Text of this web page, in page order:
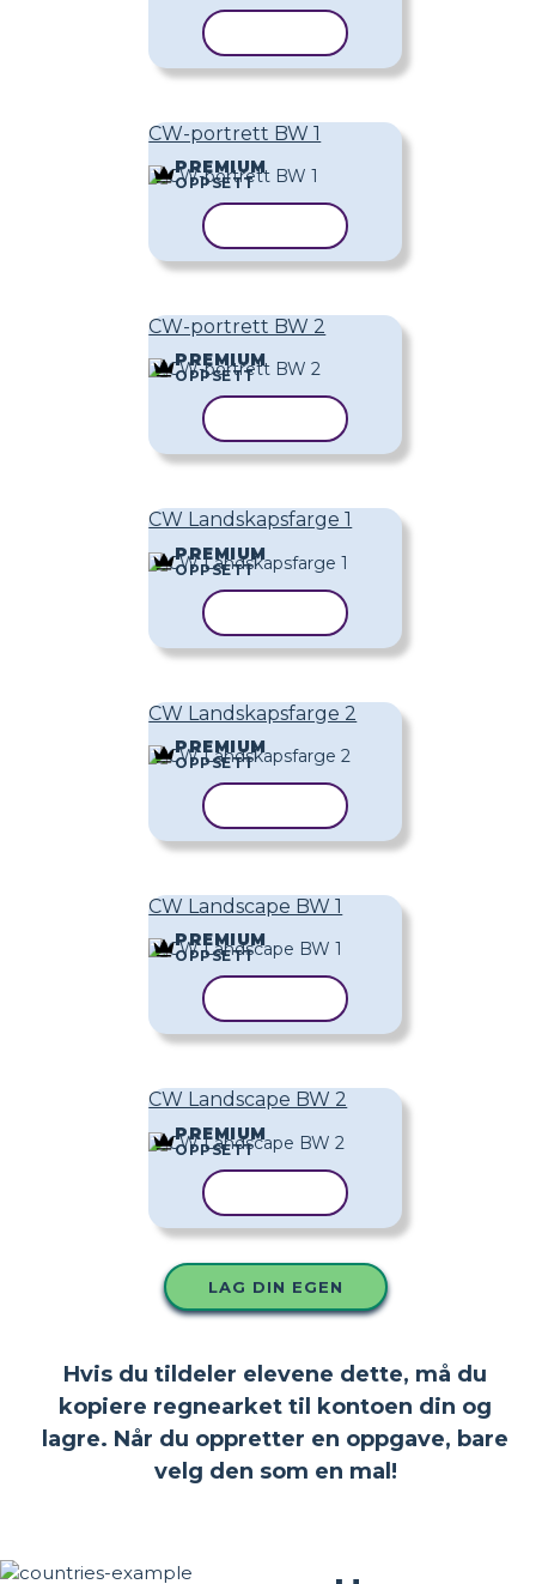
CW-portrett BW 1
PREMIUM
OPPSETT
CW-portrett BW 2
PREMIUM
OPPSETT
CW Landskapsfarge 1
PREMIUM
OPPSETT
CW Landskapsfarge 2
PREMIUM
OPPSETT
CW Landscape BW 1
PREMIUM
OPPSETT
CW Landscape BW 2
PREMIUM
OPPSETT
LAG DIN EGEN
Hvis du tildeler elevene dette, må du
kopiere regnearket til kontoen din og
lagre. Når du oppretter en oppgave, bare
velg den som en mal!